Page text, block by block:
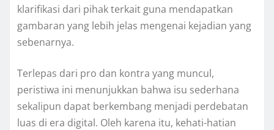
klarifikasi dari pihak terkait guna mendapatkan
gambaran yang lebih jelas mengenai kejadian yang
sebenarnya.
Terlepas dari pro dan kontra yang muncul,
peristiwa ini menunjukkan bahwa isu sederhana
sekalipun dapat berkembang menjadi perdebatan
luas di era digital. Oleh karena itu, kehati-hatian